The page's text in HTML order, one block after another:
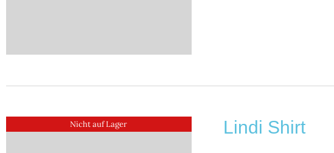
Nicht auf Lager Lindi Shirt